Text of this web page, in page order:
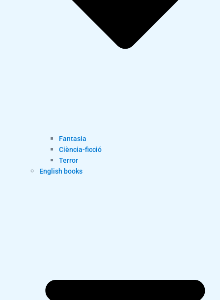
Fantasia
Ciència-ficció
Terror
English books